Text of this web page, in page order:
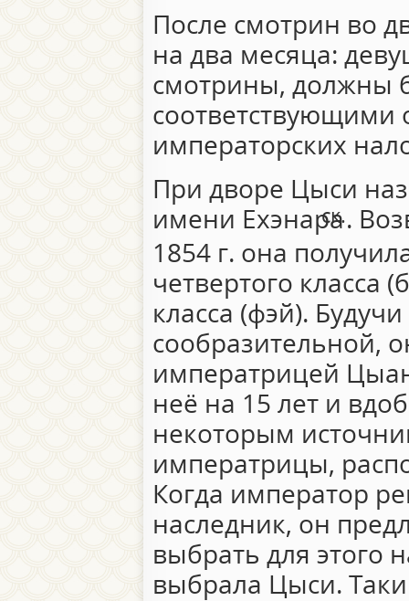
После смотрин во
на два месяца:
смотрины, должны
императорских
При дворе Цыси
имени Ехэнара
ск..
1854 г. она
четвертого класса
класса (фэй).
сообразительной,
императрицей
неё на 15 лет и
некоторым
императрицы,
Когда император
наследник, он
выбрать для этого
выбрала Цыси.